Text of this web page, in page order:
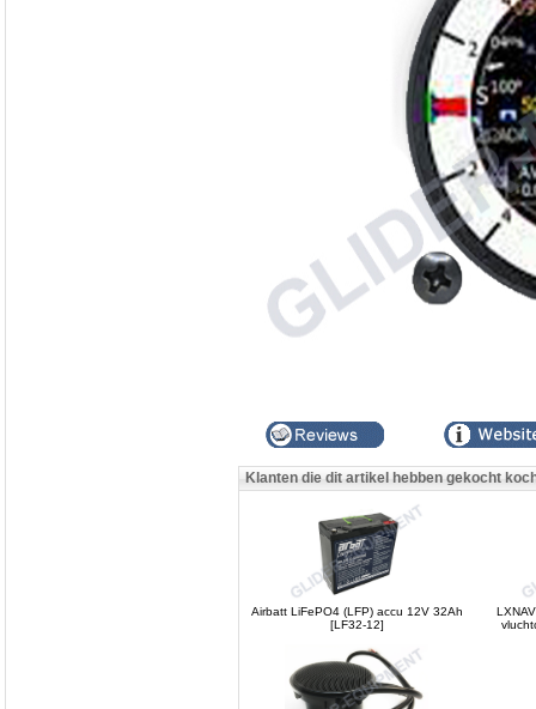
Klanten die dit artikel hebben gekocht
Airbatt LiFePO4 (LFP) accu 12V 32Ah
[LF32-12]